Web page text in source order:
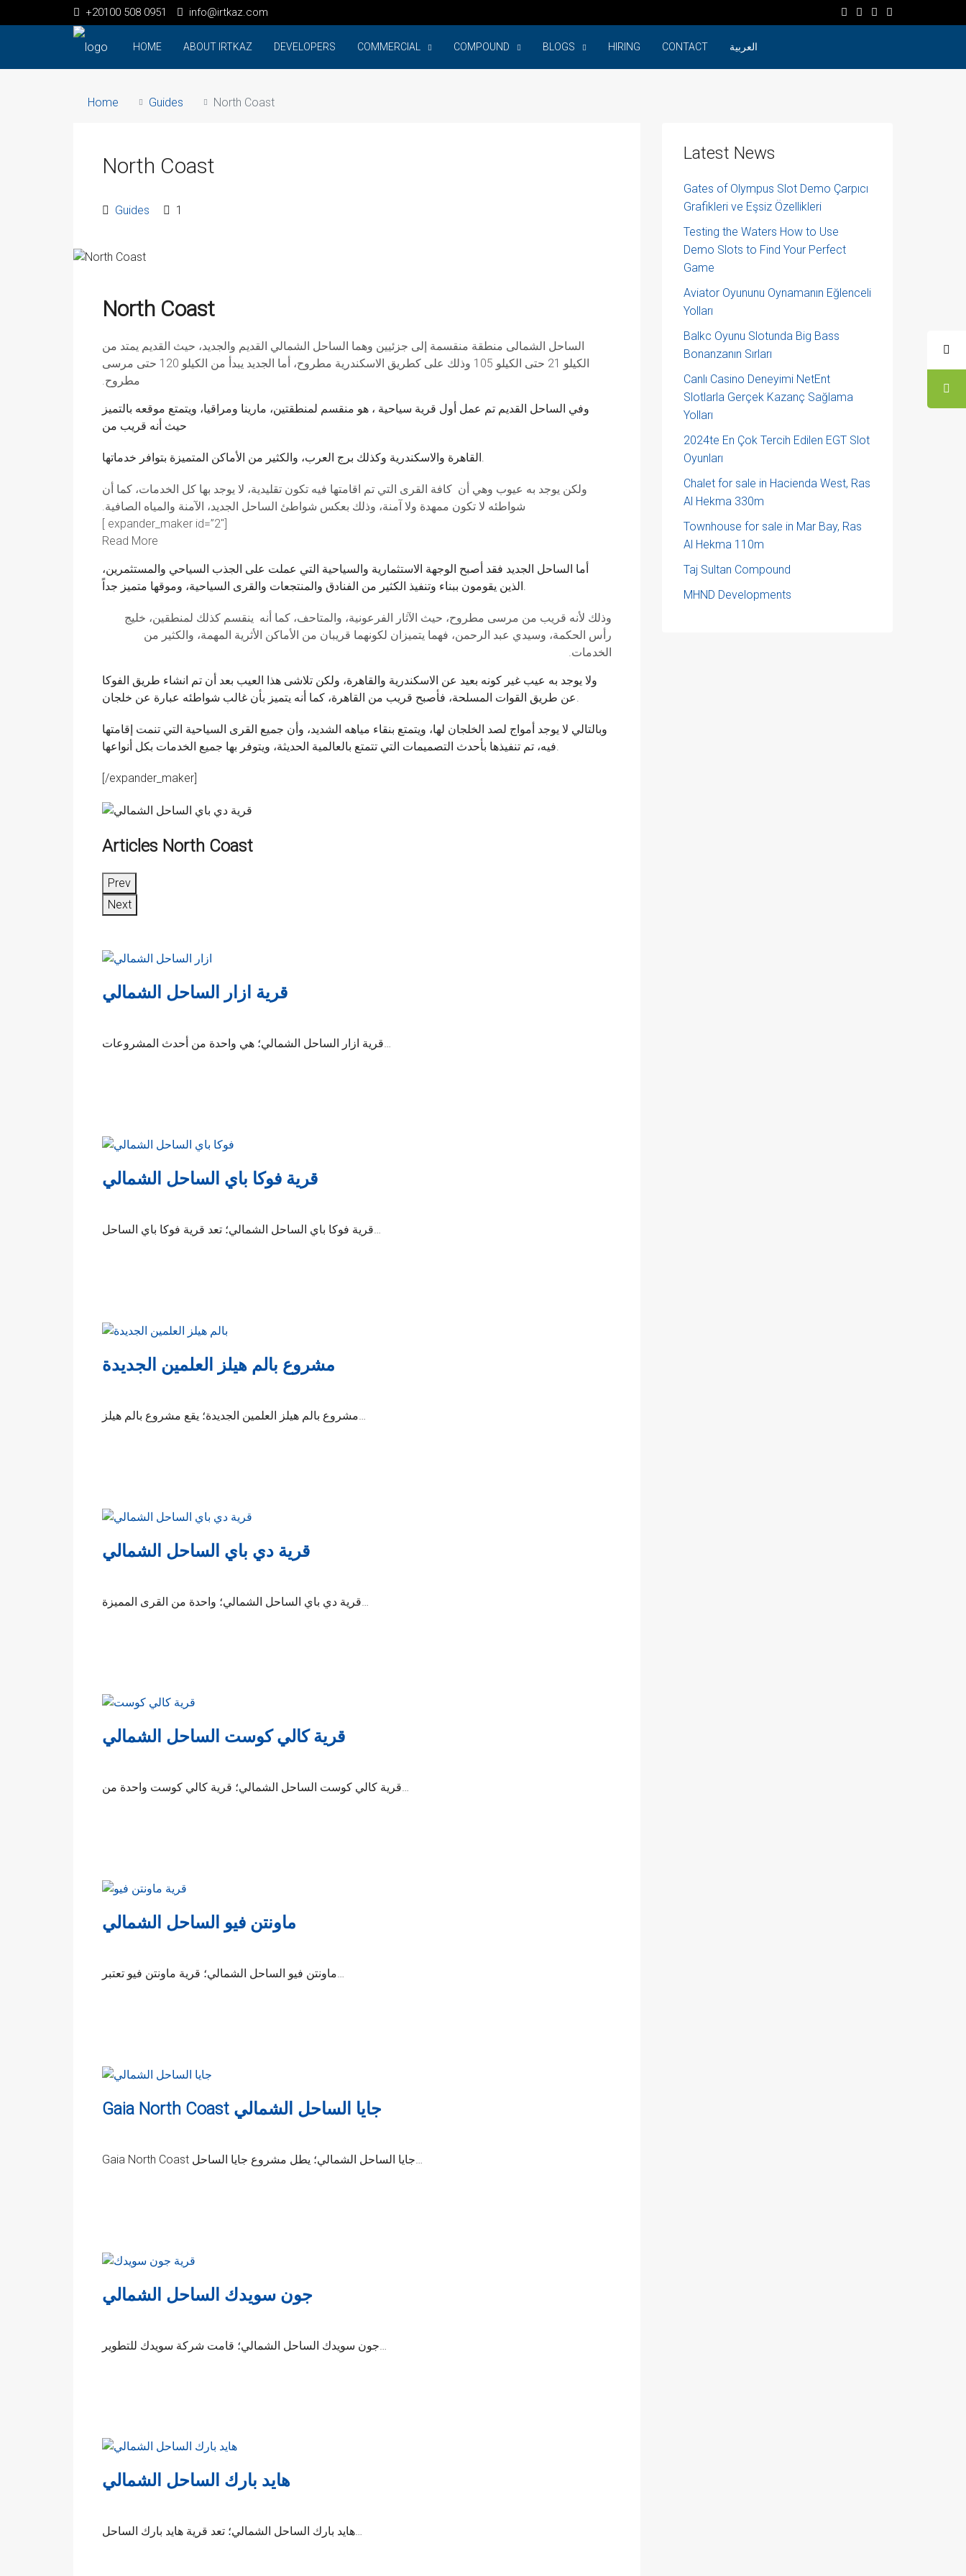
+20100 508 0951 info@irtkaz.com
HOME ABOUT IRTKAZ DEVELOPERS COMMERCIAL COMPOUND BLOGS HIRING CONTACT العربية
Home Guides North Coast
North Coast
Guides 1
North Coast
الساحل الشمالى منطقة منقسمة إلى جزئيين وهما الساحل الشمالي القديم والجديد، حيث القديم يمتد من
الكيلو 21 حتى الكيلو 105 وذلك على كطريق الاسكندرية مطروح، أما الجديد يبدأ من الكيلو 120 حتى مرسى
مطروح.
وفي الساحل القديم تم عمل أول قرية سياحية ، هو منقسم لمنطقتين، مارينا ومراقيا، ويتمتع موقعه بالتميز
حيث أنه قريب من
ولكن يوجد به عيوب وهي أن كافة القرى التي تم اقامتها فيه تكون تقليدية، لا يوجد بها كل الخدمات، كما أن
شواطئه لا تكون ممهدة ولا آمنة، وذلك بعكس شواطئ الساحل الجديد، الآمنة والمياه الصافية.
[expander_maker id=”2″ ]
Read More
أما الساحل الجديد فقد أصبح الوجهة الاستثمارية والسياحية التي عملت على الجذب السياحي والمستثمرين،
وذلك لأنه قريب من مرسى مطروح، حيث الآثار الفرعونية، والمتاحف، كما أنه ينقسم كذلك لمنطقين، خليج
رأس الحكمة، وسيدي عبد الرحمن، فهما يتميزان لكونهما قريبان من الأماكن الأثرية المهمة، والكثير من
الخدمات.
ولا يوجد به عيب غير كونه بعيد عن الاسكندرية والقاهرة، ولكن تلاشى هذا العيب بعد أن تم انشاء طريق الفوكا
وبالتالي لا يوجد أمواج لصد الخلجان لها، ويتمتع بنقاء مياهه الشديد، وأن جميع القرى السياحية التي تنمت إقامتها
[/expander_maker]
Articles North Coast
Prev
Next
قرية ازار الساحل الشمالي
قرية ازار الساحل الشمالي؛ هي واحدة من أحدث المشروعات…
قرية فوكا باي الساحل الشمالي
قرية فوكا باي الساحل الشمالي؛ تعد قرية فوكا باي الساحل…
مشروع بالم هيلز العلمين الجديدة
مشروع بالم هيلز العلمين الجديدة؛ يقع مشروع بالم هيلز…
قرية دي باي الساحل الشمالي
قرية كالي كوست الساحل الشمالي
قرية كالي كوست الساحل الشمالي؛ قرية كالي كوست واحدة من…
ماونتن فيو الساحل الشمالي
ماونتن فيو الساحل الشمالي؛ قرية ماونتن فيو تعتبر…
Gaia North Coast جايا الساحل الشمالي
Gaia North Coast جايا الساحل الشمالي؛ يطل مشروع جايا الساحل…
جون سويدك الساحل الشمالي
هايد بارك الساحل الشمالي
هايد بارك الساحل الشمالي؛ تعد قرية هايد بارك الساحل…
Latest News
Gates of Olympus Slot Demo Çarpıcı
Grafikleri ve Eşsiz Özellikleri
Testing the Waters How to Use
Demo Slots to Find Your Perfect
Game
Aviator Oyununu Oynamanın Eğlenceli
Yolları
Balkc Oyunu Slotunda Big Bass
Bonanzanın Sırları
Canlı Casino Deneyimi NetEnt
Slotlarla Gerçek Kazanç Sağlama
Yolları
2024te En Çok Tercih Edilen EGT Slot
Oyunları
Chalet for sale in Hacienda West, Ras
Al Hekma 330m
Townhouse for sale in Mar Bay, Ras
Al Hekma 110m
Taj Sultan Compound
MHND Developments